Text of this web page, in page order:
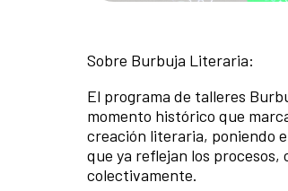
Sobre Burbuja Literaria:
El programa de talleres
momento histórico que
creación literaria, poniendo
que ya reflejan los procesos,
colectivamente.